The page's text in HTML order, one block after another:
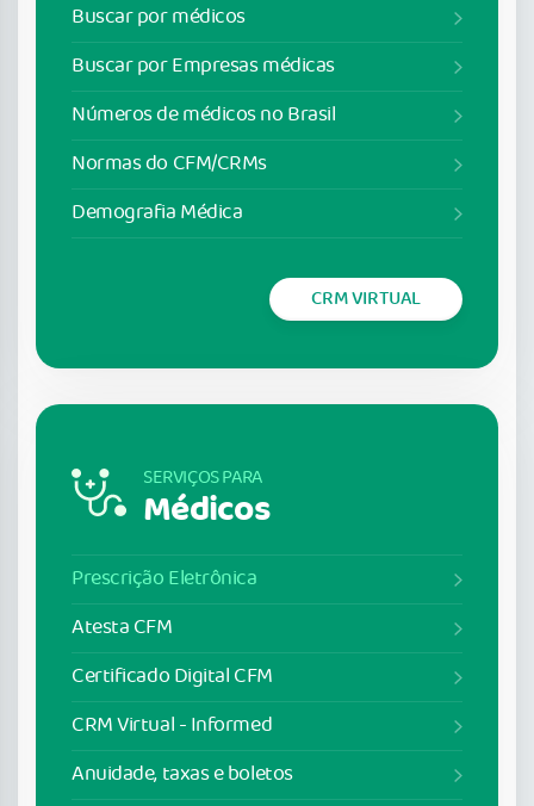
Buscar por médicos
Buscar por Empresas médicas
Números de médicos no Brasil
Normas do CFM/CRMs
Demografia Médica
CRM VIRTUAL
SERVIÇOS PARA
Médicos
Prescrição Eletrônica
Atesta CFM
Certificado Digital CFM
CRM Virtual - Informed
Anuidade, taxas e boletos